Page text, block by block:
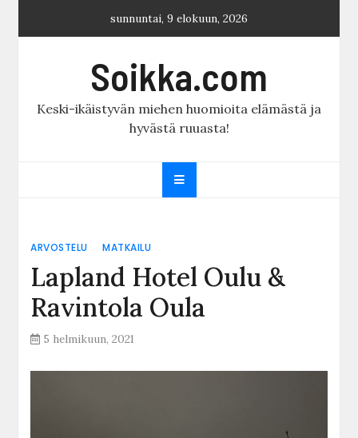
sunnuntai, 9 elokuun, 2026
Soikka.com
Keski-ikäistyvän miehen huomioita elämästä ja
hyvästä ruuasta!
ARVOSTELU MATKAILU
Lapland Hotel Oulu &
Ravintola Oula
5 helmikuun, 2021